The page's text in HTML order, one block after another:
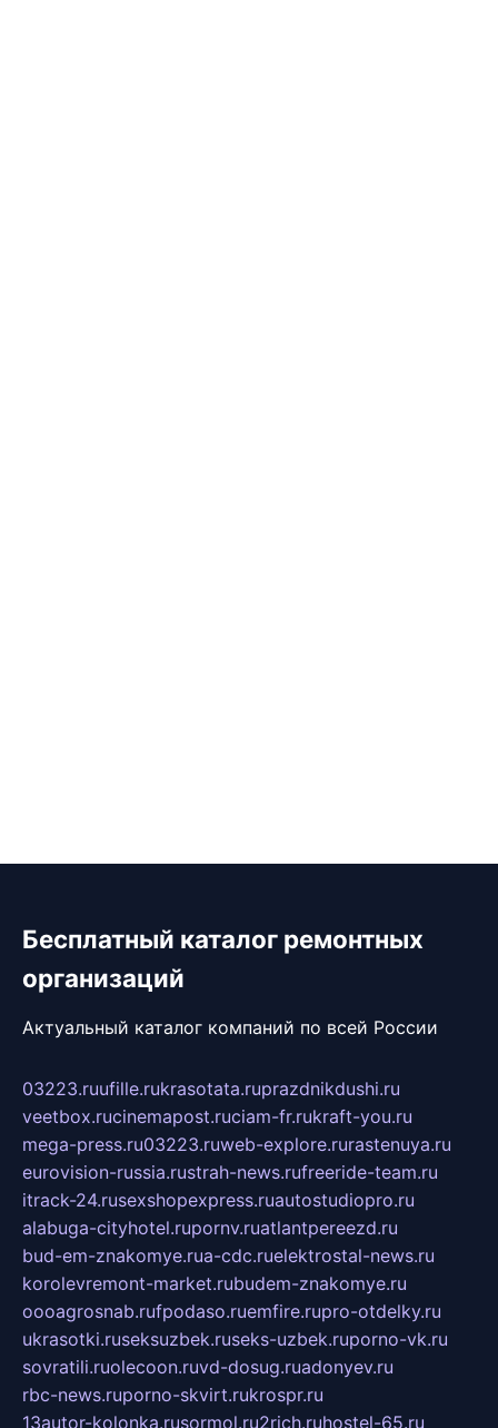
Бесплатный каталог ремонтных
организаций
Актуальный каталог компаний по всей России
03223.ruufille.rukrasotata.ruprazdnikdushi.ru
veetbox.rucinemapost.ruciam-fr.rukraft-you.ru
mega-press.ru03223.ruweb-explore.rurastenuya.ru
eurovision-russia.rustrah-news.rufreeride-team.ru
itrack-24.rusexshopexpress.ruautostudiopro.ru
alabuga-cityhotel.rupornv.ruatlantpereezd.ru
bud-em-znakomye.rua-cdc.ruelektrostal-news.ru
korolevremont-market.rubudem-znakomye.ru
oooagrosnab.rufpodaso.ruemfire.rupro-otdelky.ru
ukrasotki.ruseksuzbek.ruseks-uzbek.ruporno-vk.ru
sovratili.ruolecoon.ruvd-dosug.ruadonyev.ru
rbc-news.ruporno-skvirt.rukrospr.ru
13autor-kolonka.rusormol.ru2rich.ruhostel-65.ru